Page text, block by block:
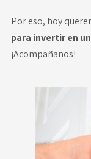
Por eso, hoy
para invertir en
¡Acompañanos!